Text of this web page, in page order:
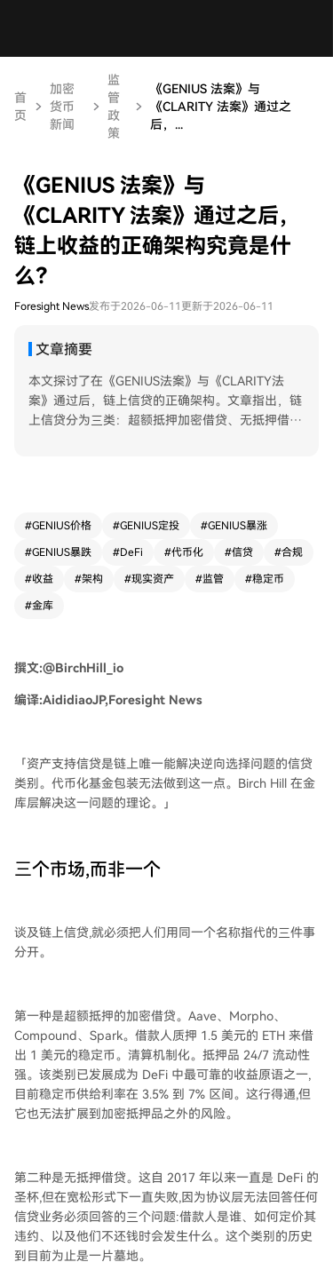
首
页
加密
货币
新闻
监
管
政
策
《GENIUS 法案》与
《CLARITY 法案》通过之
后，...
《GENIUS 法案》与
《CLARITY 法案》通过之后，
链上收益的正确架构究竟是什
么？
Foresight News发布于2026-06-11 更新于2026-06-11
文章摘要
本文探讨了在《GENIUS法案》与《CLARITY法
案》通过后，链上信贷的正确架构。文章指出，链
上信贷分为三类：超额抵押加密借贷、无抵押借贷
通过代币化基金权益的形式包装资产支持信贷，但
结构性风险。真正的解决方案应是在智能合约层
（金库层）直接编码评估、结构和追偿机制。 文
能。因此，未来链上信贷的核心在于构建合规优
先、在协议层内嵌信贷工作流程的金库架构，以迎
#GENIUS价格 #GENIUS定投 #GENIUS暴涨
#GENIUS暴跌 #DeFi #代币化 #信贷 #合规
#收益 #架构 #现实资产 #监管 #稳定币
#金库
撰文:@BirchHill_io
编译:AididiaoJP,Foresight News
「资产支持信贷是链上唯一能解决逆向选择问题的信贷
类别。代币化基金包装无法做到这一点。Birch Hill 在金
库层解决这一问题的理论。」
三个市场,而非一个
谈及链上信贷,就必须把人们用同一个名称指代的三件事
分开。
第一种是超额抵押的加密借贷。Aave、Morpho、
Compound、Spark。借款人质押 1.5 美元的 ETH 来借
出 1 美元的稳定币。清算机制化。抵押品 24/7 流动性
强。该类别已发展成为 DeFi 中最可靠的收益原语之一,
目前稳定币供给利率在 3.5% 到 7% 区间。这行得通,但
它也无法扩展到加密抵押品之外的风险。
第二种是无抵押借贷。这自 2017 年以来一直是 DeFi 的
圣杯,但在宽松形式下一直失败,因为协议层无法回答任何
信贷业务必须回答的三个问题:借款人是谁、如何定价其
违约、以及他们不还钱时会发生什么。这个类别的历史
到目前为止是一片墓地。